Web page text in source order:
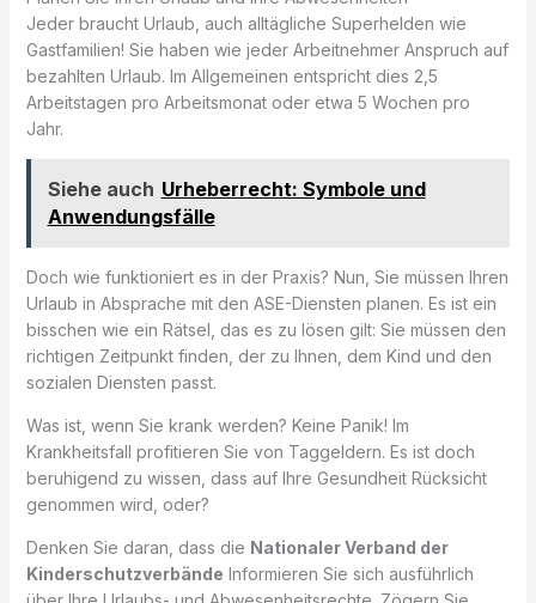
Jeder braucht Urlaub, auch alltägliche Superhelden wie
Gastfamilien! Sie haben wie jeder Arbeitnehmer Anspruch auf
bezahlten Urlaub. Im Allgemeinen entspricht dies 2,5
Arbeitstagen pro Arbeitsmonat oder etwa 5 Wochen pro
Jahr.
Siehe auch Urheberrecht: Symbole und
Anwendungsfälle
Doch wie funktioniert es in der Praxis? Nun, Sie müssen Ihren
Urlaub in Absprache mit den ASE-Diensten planen. Es ist ein
bisschen wie ein Rätsel, das es zu lösen gilt: Sie müssen den
richtigen Zeitpunkt finden, der zu Ihnen, dem Kind und den
sozialen Diensten passt.
Was ist, wenn Sie krank werden? Keine Panik! Im
Krankheitsfall profitieren Sie von Taggeldern. Es ist doch
beruhigend zu wissen, dass auf Ihre Gesundheit Rücksicht
genommen wird, oder?
Denken Sie daran, dass die Nationaler Verband der
Kinderschutzverbände Informieren Sie sich ausführlich